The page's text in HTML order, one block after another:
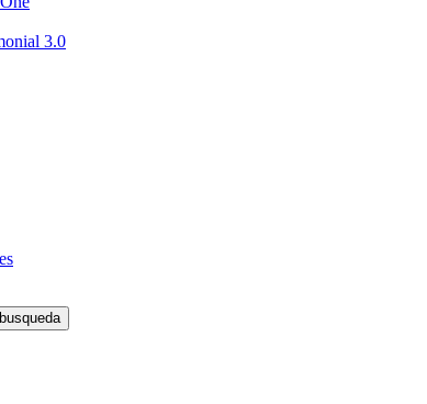
3.0